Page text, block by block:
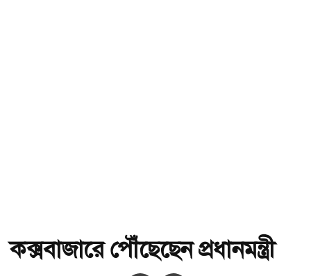
কক্সবাজারে পৌঁছেছেন প্রধানমন্ত্রী